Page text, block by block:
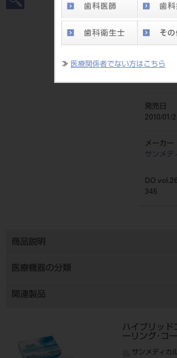
≫ 医療関係者でない方はこちら
標準価格
価格の確
ネット会
ちら』よ
発売日
2010/01/
メーカー
サンメデ
DO
345
商品説明
医療機器の分類
関連製品
ハイブリッ
ーリング･コ
サンメディカ